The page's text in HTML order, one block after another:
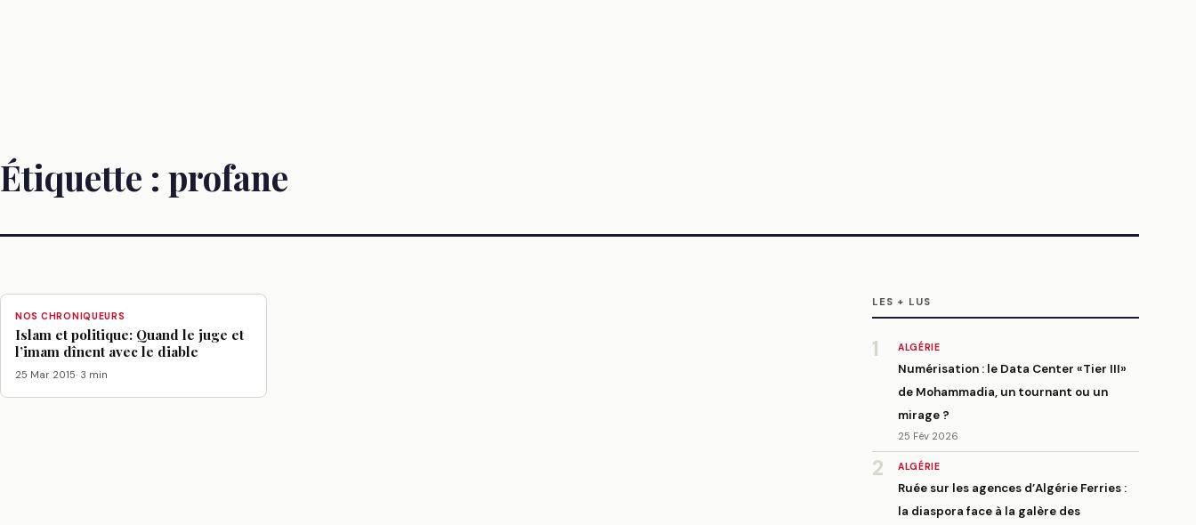
Étiquette : profane
NOS CHRONIQUEURS
Islam et politique: Quand le juge et
l’imam dînent avec le diable
25 Mar 2015· 3 min
LES + LUS
1 ALGÉRIE
Numérisation : le Data Center «Tier III»
de Mohammadia, un tournant ou un
mirage ?
25 Fév 2026
2 ALGÉRIE
Ruée sur les agences d’Algérie Ferries :
la diaspora face à la galère des